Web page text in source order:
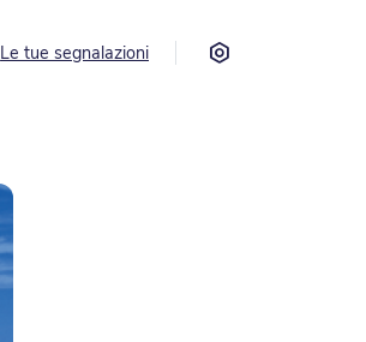
Le tue segnalazioni